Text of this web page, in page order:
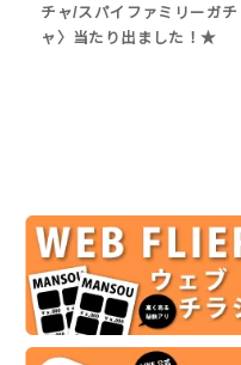
チャ/スパイファミリーガチ
ャ〉当たり出ました！★